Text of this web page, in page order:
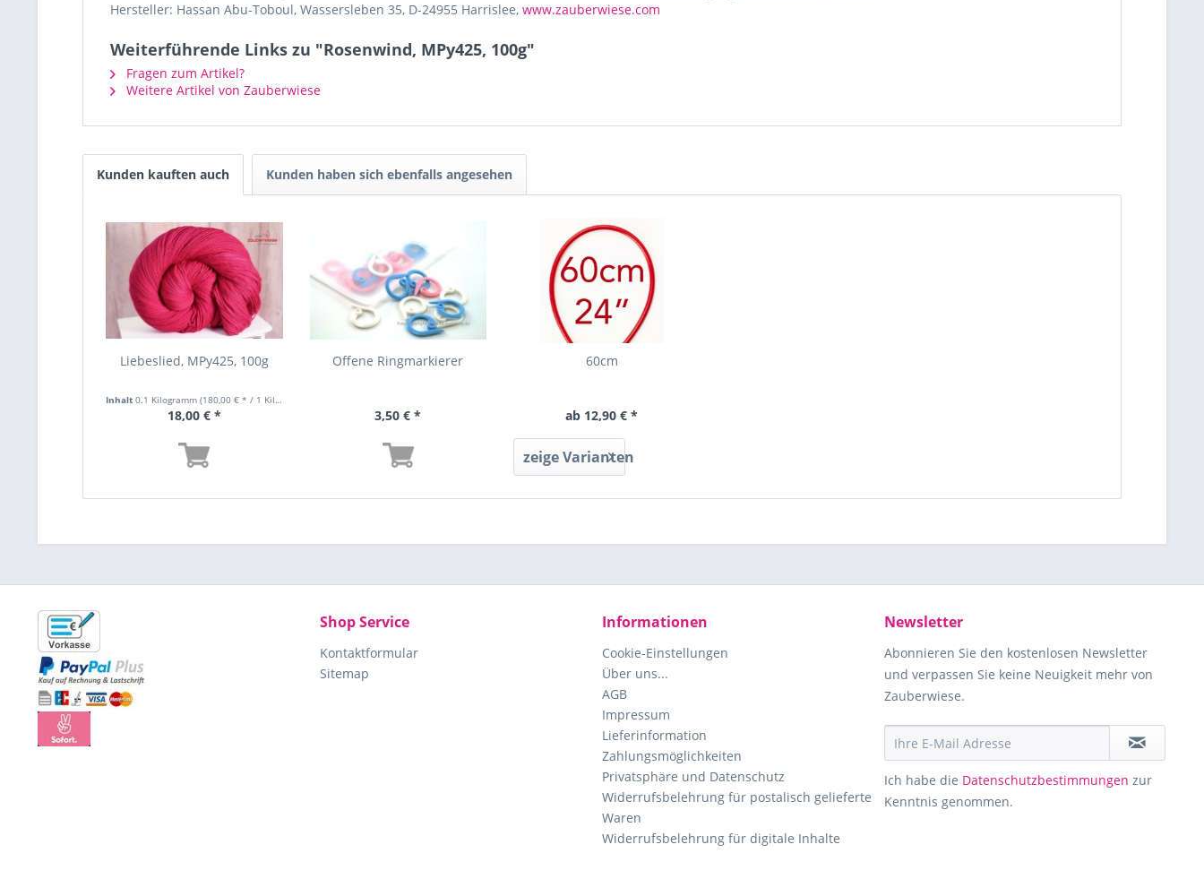
Hersteller: Hassan Abu-Toboul, Wassersleben 35, D-24955 Harrislee, www.zauberwiese.com
Weiterführende Links zu "Rosenwind, MPy425, 100g"
Fragen zum Artikel?
Weitere Artikel von Zauberwiese
Kunden kauften auch Kunden haben sich ebenfalls angesehen
Liebeslied, MPy425, 100g
Inhalt 0.1 Kilogramm (180,00 € * / 1 Kilogramm)
18,00 € *
Offene Ringmarkierer
3,50 € *
60cm
ab 12,90 € *
zeige Varianten
Shop Service
Kontaktformular
Sitemap
Informationen
Cookie-Einstellungen
Über uns...
AGB
Impressum
Lieferinformation
Zahlungsmöglichkeiten
Privatsphäre und Datenschutz
Widerrufsbelehrung für postalisch gelieferte
Waren
Widerrufsbelehrung für digitale Inhalte
Newsletter
Abonnieren Sie den kostenlosen Newsletter
und verpassen Sie keine Neuigkeit mehr von
Zauberwiese.
Ich habe die Datenschutzbestimmungen zur
Kenntnis genommen.